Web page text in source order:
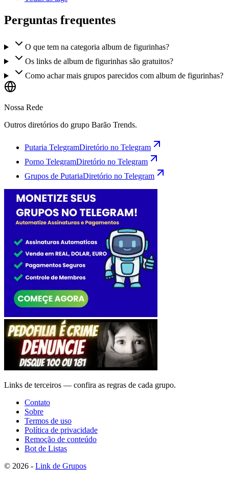
Perguntas frequentes
O que tem na categoria album de figurinhas?
Os links de album de figurinhas são gratuitos?
Como achar mais grupos parecidos com album de figurinhas?
Nossa Rede
Outros diretórios do grupo Barão Trends.
Putaria TelegramDiretório no Telegram
Porno TelegramDiretório no Telegram
Grupos de PutariaDiretório no Telegram
Links de terceiros — confira as regras de cada grupo.
Contato
Sobre
Termos de uso
Política de privacidade
Remoção de conteúdo
Bot de Listas
© 2026 - Link de Grupos